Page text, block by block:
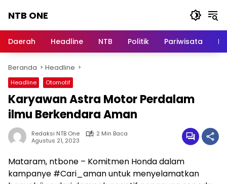
NTB ONE
dan
Berita
Lombok
Daerah Headline NTB Politik Pariwisata
Beranda Headline
Headline Otomotif
Karyawan Astra Motor Perdalam
ilmu Berkendara Aman
Redaksi NTB One
2 Min Baca
Agustus 21, 2023
Mataram, ntbone – Komitmen Honda dalam
kampanye #Cari_aman untuk menyelamatkan